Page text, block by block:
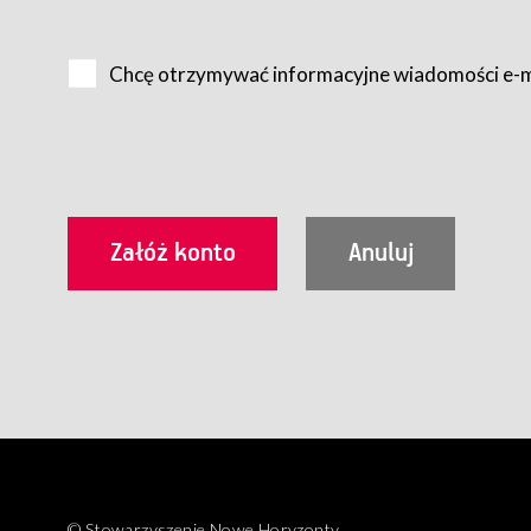
Usługobiorca przed rozpoczęciem korzystania z
utrwalenie i wydrukowanie.
§ 3
Korzystanie ze wszystkich aplikacji Serwisu może być
Chcę otrzymywać informacyjne wiadomości e-